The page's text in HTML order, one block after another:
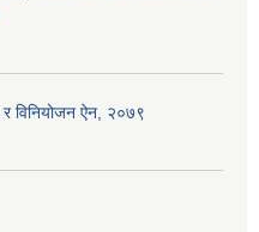
विनियोजन ऐन, २०७९